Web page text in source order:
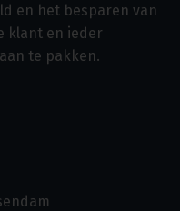
en het besparen van
klant en ieder
te pakken.